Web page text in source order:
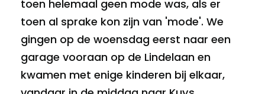
toen helemaal geen mode was, als er
toen al sprake kon zijn van 'mode'. We
gingen op de woensdag eerst naar een
garage vooraan op de Lindelaan en
kwamen met enige kinderen bij elkaar,